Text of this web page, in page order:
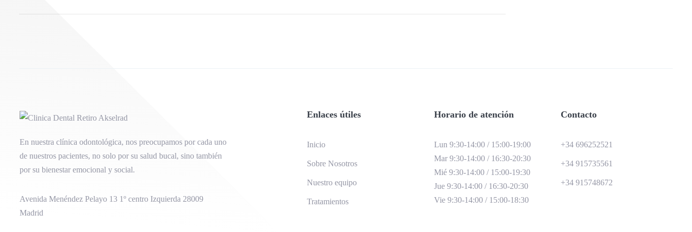
En nuestra clínica odontológica, nos preocupamos por cada uno
de nuestros pacientes, no solo por su salud bucal, sino también
por su bienestar emocional y social.
Avenida Menéndez Pelayo 13 1º centro Izquierda 28009
Madrid
Enlaces útiles
Inicio
Sobre Nosotros
Nuestro equipo
Tratamientos
Horario de atención
Lun 9:30-14:00 / 15:00-19:00
Mar 9:30-14:00 / 16:30-20:30
Mié 9:30-14:00 / 15:00-19:30
Jue 9:30-14:00 / 16:30-20:30
Vie 9:30-14:00 / 15:00-18:30
Contacto
+34 696252521
+34 915735561
+34 915748672